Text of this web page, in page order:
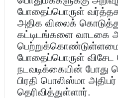
போதைப்பொருள்
அதிக விலைக்
கட்டிடங்களை வாடகை
பெற்றுக்கொண்டுள்ளமை
போதைப்பொருள்
நடவடிக்கையின் போது
பிரதி பொலிஸ்மா
தெரிவித்துள்ளார்.